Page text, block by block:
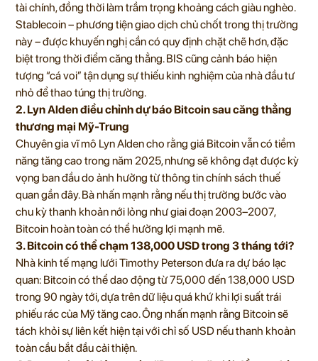
tài chính, đồng thời làm trầm trọng khoảng cách giàu nghèo.
Stablecoin – phương tiện giao dịch chủ chốt trong thị trường
này – được khuyến nghị cần có quy định chặt chẽ hơn, đặc
biệt trong thời điểm căng thẳng. BIS cũng cảnh báo hiện
tượng “cá voi” tận dụng sự thiếu kinh nghiệm của nhà đầu tư
nhỏ để thao túng thị trường.
2. Lyn Alden điều chỉnh dự báo Bitcoin sau căng thẳng
thương mại Mỹ-Trung
Chuyên gia vĩ mô Lyn Alden cho rằng giá Bitcoin vẫn có tiềm
năng tăng cao trong năm 2025, nhưng sẽ không đạt được kỳ
vọng ban đầu do ảnh hưởng từ thông tin chính sách thuế
quan gần đây. Bà nhấn mạnh rằng nếu thị trường bước vào
chu kỳ thanh khoản nới lỏng như giai đoạn 2003–2007,
Bitcoin hoàn toàn có thể hưởng lợi mạnh mẽ.
3. Bitcoin có thể chạm 138,000 USD trong 3 tháng tới?
Nhà kinh tế mạng lưới Timothy Peterson đưa ra dự báo lạc
quan: Bitcoin có thể dao động từ 75,000 đến 138,000 USD
trong 90 ngày tới, dựa trên dữ liệu quá khứ khi lợi suất trái
phiếu rác của Mỹ tăng cao. Ông nhấn mạnh rằng Bitcoin sẽ
tách khỏi sự liên kết hiện tại với chỉ số USD nếu thanh khoản
toàn cầu bắt đầu cải thiện.